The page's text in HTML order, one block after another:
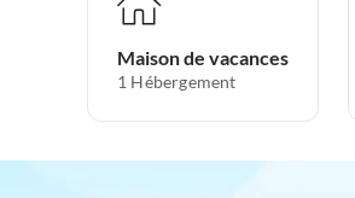
Maison de vacances
1 Hébergement